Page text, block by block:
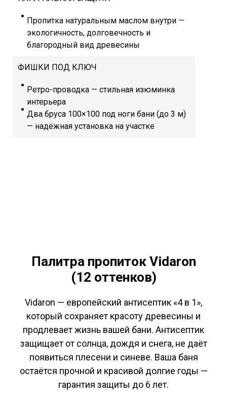
Пропитка натуральным маслом внутри —
экологичность, долговечность и
благородный вид древесины
ФИШКИ ПОД КЛЮЧ
Ретро-проводка — стильная изюминка
интерьера
Два бруса 100×100 под ноги бани (до 3 м)
— надёжная установка на участке
Палитра пропиток Vidaron
(12 оттенков)
Vidaron — европейский антисептик «4 в 1»,
который сохраняет красоту древесины и
продлевает жизнь вашей бани. Антисептик
защищает от солнца, дождя и снега, не даёт
появиться плесени и синеве. Ваша баня
остаётся прочной и красивой долгие годы —
гарантия защиты до 6 лет.